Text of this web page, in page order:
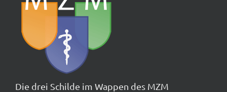
Die drei Schilde im Wappen des MZM